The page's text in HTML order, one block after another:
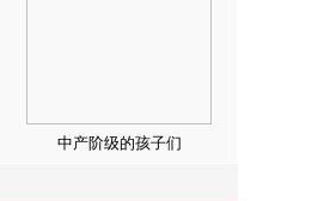
中产阶级的孩子们